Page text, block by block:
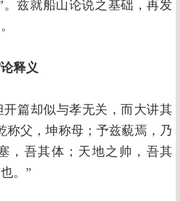
兹就船山论说之基础，再发
释义
篇却似与孝无关，而大讲其
称父，坤称母；予兹藐焉，乃
，吾其体；天地之帅，吾其
。”